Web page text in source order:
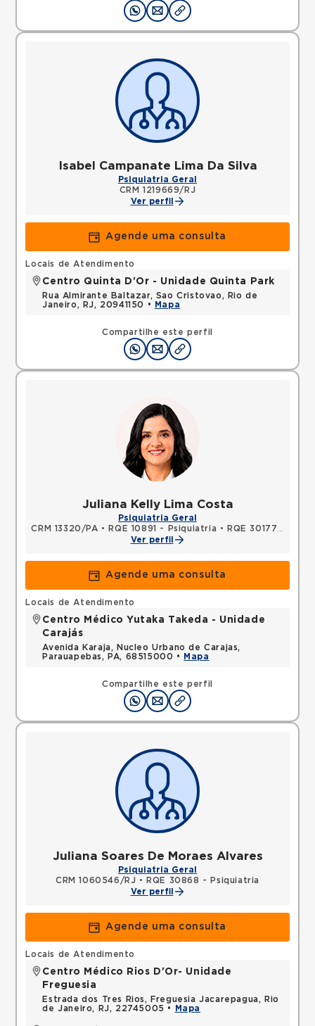
Isabel Campanate Lima Da Silva
Psiquiatria Geral
CRM 1219669/RJ
Ver perfil
Agende uma consulta
Compartilhe este perfil
Locais de Atendimento
Centro Quinta D'Or - Unidade Quinta Park
Rua Almirante Baltazar, Sao Cristovao, Rio de
Janeiro, RJ, 20941150 •
Mapa
Juliana Kelly Lima Costa
Psiquiatria Geral
CRM 13320/PA • RQE 10891 - Psiquiatria •
RQE 30177 - Psiquiatria
Ver perfil
Agende uma consulta
Compartilhe este perfil
Locais de Atendimento
Centro Médico Yutaka Takeda - Unidade
Carajás
Avenida Karaja, Nucleo Urbano de Carajas,
Parauapebas, PA, 68515000 •
Mapa
Juliana Soares De Moraes Alvares
Psiquiatria Geral
CRM 1060546/RJ •
RQE 30868 - Psiquiatria
Ver perfil
Agende uma consulta
Locais de Atendimento
Centro Médico Rios D'Or- Unidade
Freguesia
Estrada dos Tres Rios, Freguesia Jacarepagua, Rio
de Janeiro, RJ, 22745005 •
Mapa